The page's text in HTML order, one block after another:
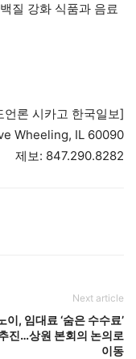
질 강화 식품과 음료
론 시카고 한국일보]
Wheeling, IL 60090
제보: 847.290.8282
Next article
이, 임대료 ‘숨은 수수료’
진…상원 본회의 논의로
이동